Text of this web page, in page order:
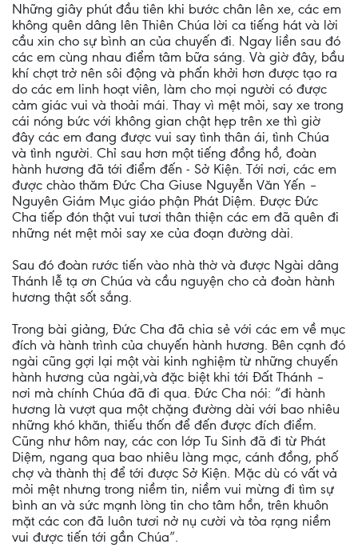
Những giây phút đầu tiên khi bước chân lên xe, các em
không quên dâng lên Thiên Chúa lời ca tiếng hát và lời
cầu xin cho sự bình an của chuyến đi. Ngay liền sau đó
các em cùng nhau điểm tâm bữa sáng. Và giờ đây, bầu
khí chợt trở nên sôi động và phấn khởi hơn được tạo ra
do các em linh hoạt viên, làm cho mọi người có được
cảm giác vui và thoải mái. Thay vì mệt mỏi, say xe trong
cái nóng bức với không gian chật hẹp trên xe thì giờ
đây các em đang được vui say tình thân ái, tình Chúa
và tình người. Chỉ sau hơn một tiếng đồng hồ, đoàn
hành hương đã tới điểm đến - Sở Kiện. Tới nơi, các em
được chào thăm Đức Cha Giuse Nguyễn Văn Yến –
Nguyên Giám Mục giáo phận Phát Diệm. Được Đức
Cha tiếp đón thật vui tươi thân thiện các em đã quên đi
những nét mệt mỏi say xe của đoạn đường dài.
Sau đó đoàn rước tiến vào nhà thờ và được Ngài dâng
Thánh lễ tạ ơn Chúa và cầu nguyện cho cả đoàn hành
hương thật sốt sắng.
Trong bài giảng, Đức Cha đã chia sẻ với các em về mục
đích và hành trình của chuyến hành hương. Bên cạnh đó
ngài cũng gợi lại một vài kinh nghiệm từ những chuyến
hành hương của ngài,và đặc biệt khi tới Đất Thánh –
nơi mà chính Chúa đã đi qua. Đức Cha nói: “đi hành
hương là vượt qua một chặng đường dài với bao nhiêu
những khó khăn, thiếu thốn để đến được đích điểm.
Cũng như hôm nay, các con lớp Tu Sinh đã đi từ Phát
Diệm, ngang qua bao nhiêu làng mạc, cánh đồng, phố
chợ và thành thị để tới được Sở Kiện. Mặc dù có vất vả
mỏi mệt nhưng trong niềm tin, niềm vui mừng đi tìm sự
bình an và sức mạnh lòng tin cho tâm hồn, trên khuôn
mặt các con đã luôn tươi nở nụ cười và tỏa rạng niềm
vui được tiến tới gần Chúa”.